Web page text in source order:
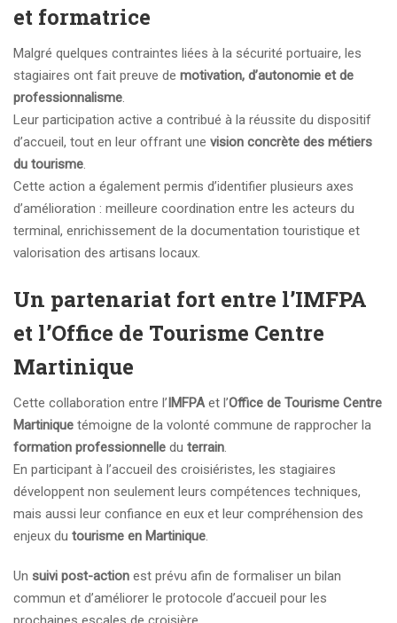
et formatrice
Malgré quelques contraintes liées à la sécurité portuaire, les
stagiaires ont fait preuve de motivation, d’autonomie et de
professionnalisme
Leur participation active a contribué à la réussite du dispositif
d’accueil, tout en leur offrant une vision concrète des métiers
du tourisme
Cette action a également permis d’identifier plusieurs axes
d’amélioration : meilleure coordination entre les acteurs du
terminal, enrichissement de la documentation touristique et
valorisation des artisans locaux.
Un partenariat fort entre l’IMFPA
et l’Office de Tourisme Centre
Martinique
Cette collaboration entre l’IMFPA et l’Office de Tourisme Centre
Martinique témoigne de la volonté commune de rapprocher la
formation professionnelle du terrain
En participant à l’accueil des croisiéristes, les stagiaires
développent non seulement leurs compétences techniques,
mais aussi leur confiance en eux et leur compréhension des
enjeux du tourisme en Martinique
Un suivi post-action est prévu afin de formaliser un bilan
commun et d’améliorer le protocole d’accueil pour les